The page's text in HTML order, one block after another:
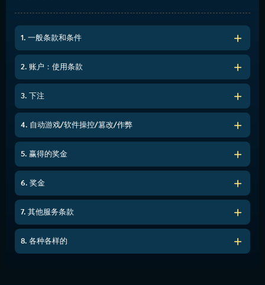
1. 一般条款和条件
2. 账户：使用条款
3. 下注
4. 自动游戏/软件操控/篡改/作弊
5. 赢得的奖金
6. 奖金
7. 其他服务条款
8. 各种各样的